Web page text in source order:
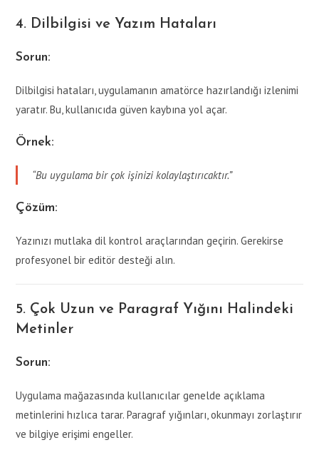
4. Dilbilgisi ve Yazım Hataları
Sorun:
Dilbilgisi hataları, uygulamanın amatörce hazırlandığı izlenimi
yaratır. Bu, kullanıcıda güven kaybına yol açar.
Örnek:
“Bu uygulama bir çok işinizi kolaylaştırıcaktır.”
Çözüm:
Yazınızı mutlaka dil kontrol araçlarından geçirin. Gerekirse
profesyonel bir editör desteği alın.
5. Çok Uzun ve Paragraf Yığını Halindeki
Metinler
Sorun:
Uygulama mağazasında kullanıcılar genelde açıklama
metinlerini hızlıca tarar. Paragraf yığınları, okunmayı zorlaştırır
ve bilgiye erişimi engeller.